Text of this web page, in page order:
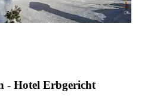
- Hotel Erbgericht